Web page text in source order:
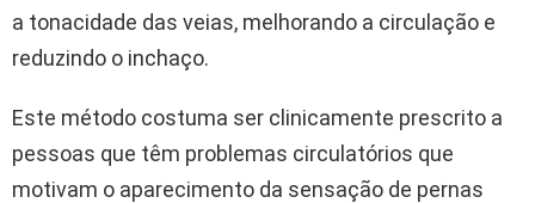
a tonacidade das veias, melhorando a circulação e
reduzindo o inchaço.
Este método costuma ser clinicamente prescrito a
pessoas que têm problemas circulatórios que
motivam o aparecimento da sensação de pernas